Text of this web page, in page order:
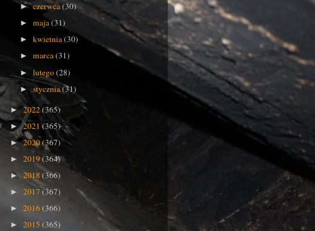
►czerwca(30)
►maja(31)
►kwietnia(30)
►marca(31)
►lutego(28)
►stycznia(31)
►2022(365)
►2021(365)
►2020(367)
► 2019(364)
► 2018 (366)
► 2017 (367)
► 2016(366)
► 2015 (365)